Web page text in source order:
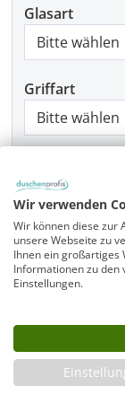
Glasart
Griffart
Montage
Produkt
Wir verwenden
Wir können diese zur
unsere Webseite zu
Ihnen ein großartiges
Informationen zu den
Einstellungen.